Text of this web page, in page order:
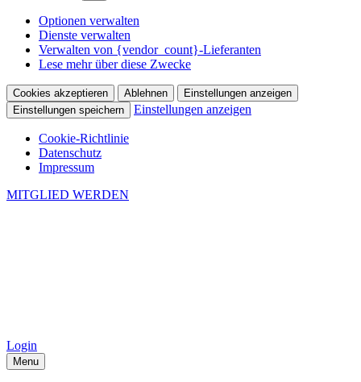
Optionen verwalten
Dienste verwalten
Verwalten von {vendor_count}-Lieferanten
Lese mehr über diese Zwecke
Cookies akzeptieren Ablehnen
Einstellungen anzeigen
Einstellungen speichern
Einstellungen anzeigen
Cookie-Richtlinie
Datenschutz
Impressum
MITGLIED WERDEN
Login
Menu